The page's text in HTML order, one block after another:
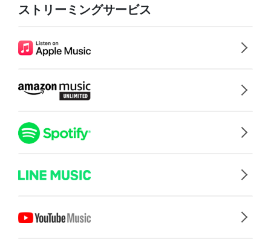
ストリーミングサービス